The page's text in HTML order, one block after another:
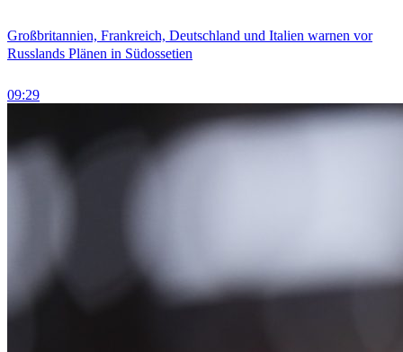
Großbritannien, Frankreich, Deutschland und Italien warnen vor
Russlands Plänen in Südossetien
09:29